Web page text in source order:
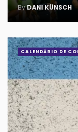
ByDANI KÜNSCH
CALENDÁRIO DE